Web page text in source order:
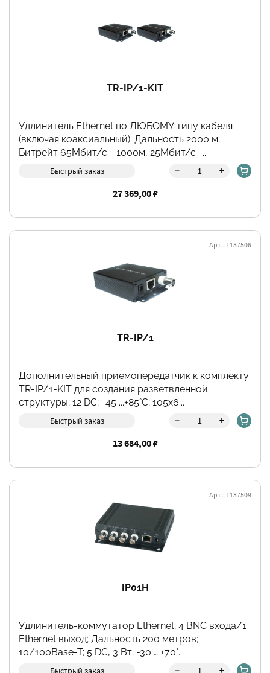
TR-IP/1-KIT
Удлинитель Ethernet по ЛЮБОМУ типу кабеля
(включая коаксиальный): Дальность 2000 м;
Битрейт 65Мбит/с - 1000м, 25Мбит/с -...
Быстрый заказ - +
27 369,00 ₽
TR-IP/1
Арт.: Т137506
Дополнительный приемопередатчик к комплекту
TR-IP/1-KIT для создания разветвленной
структуры; 12 DC; -45 ...+85°С; 105х6...
Быстрый заказ - +
13 684,00 ₽
IP01H
Арт.: Т137509
Удлинитель-коммутатор Ethernet; 4 BNC входа/1
Ethernet выход; Дальность 200 метров;
10/100Base-T; 5 DC, 3 Вт; -30 … +70°...
Быстрый заказ -
Фильтры